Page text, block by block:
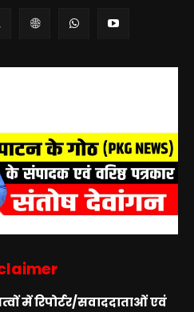
में रिपोर्टर/सवाददाताओं एवं